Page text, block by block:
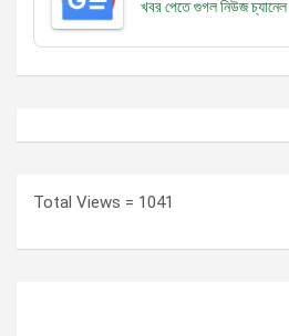
খবর পেতে গুগল নিউজ চ্যানেল
Total Views = 1041